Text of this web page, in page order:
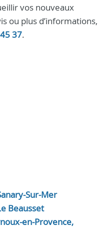
vos nouveaux
ou plus d’informations,
37.
Sur-Mer
Beausset
en-Provence,